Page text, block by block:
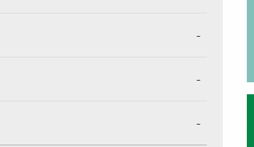
-
-
-